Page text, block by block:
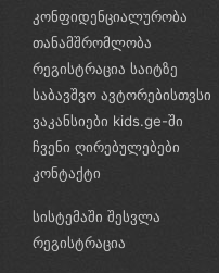
კონფიდენციალურობა
თანამშრომლობა
რეგისტრაცია საიტზე
საბავშვო ავტორებისთვსი
ვაკანსიები kids.ge-ში
ჩვენი ღირებულებები
კონტაქტი
სისტემაში შესვლა
რეგისტრაცია